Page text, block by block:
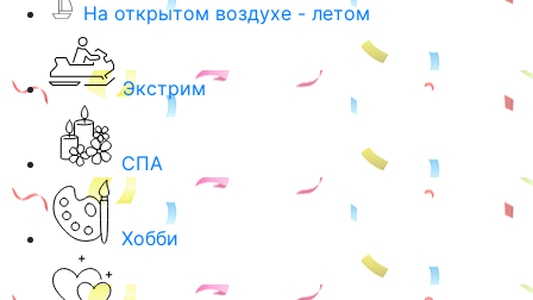
На открытом воздухе - летом
Экстрим
СПА
Хобби